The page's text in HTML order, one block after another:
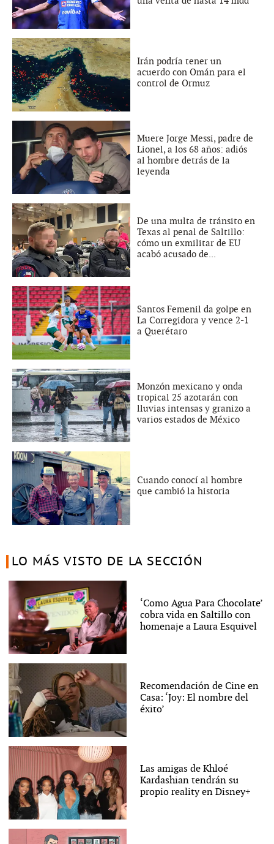
Irán podría tener un
acuerdo con Omán para el
control de Ormuz
Muere Jorge Messi, padre de
Lionel, a los 68 años: adiós
al hombre detrás de la
leyenda
De una multa de tránsito en
Texas al penal de Saltillo:
cómo un exmilitar de EU
acabó acusado de...
Santos Femenil da golpe en
La Corregidora y vence 2-1
a Querétaro
Monzón mexicano y onda
tropical 25 azotarán con
lluvias intensas y granizo a
varios estados de México
Cuando conocí al hombre
que cambió la historia
LO MÁS VISTO DE LA SECCIÓN
‘Como Agua Para Chocolate’
cobra vida en Saltillo con
homenaje a Laura Esquivel
Recomendación de Cine en
Casa: ‘Joy: El nombre del
éxito’
Las amigas de Khloé
Kardashian tendrán su
propio reality en Disney+